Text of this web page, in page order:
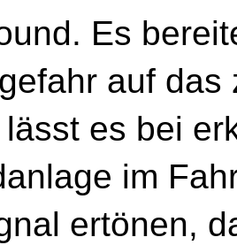
Es
auf
es bei
im
ertönen,